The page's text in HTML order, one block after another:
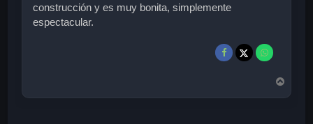
construcción y es muy bonita, simplemente
espectacular.